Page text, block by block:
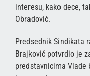
interesu, kako dece,
Obradović.
Predsednik Sindikata
Brajković potvrdio je
predstavnicima